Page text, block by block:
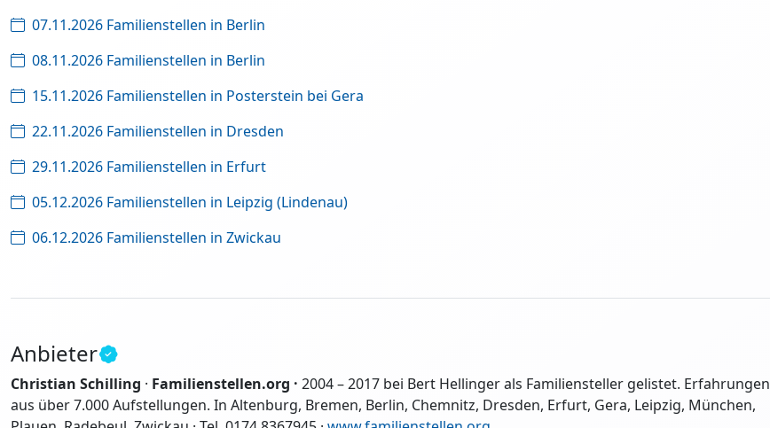
07.11.2026 Familienstellen in Berlin
08.11.2026 Familienstellen in Berlin
15.11.2026 Familienstellen in Posterstein bei Gera
22.11.2026 Familienstellen in Dresden
29.11.2026 Familienstellen in Erfurt
05.12.2026 Familienstellen in Leipzig (Lindenau)
06.12.2026 Familienstellen in Zwickau
Anbieter
Christian Schilling · Familienstellen.org · 2004 – 2017 bei Bert Hellinger als Familiensteller gelistet. Erfahrungen
aus über 7.000 Aufstellungen. In Altenburg, Bremen, Berlin, Chemnitz, Dresden, Erfurt, Gera, Leipzig, München,